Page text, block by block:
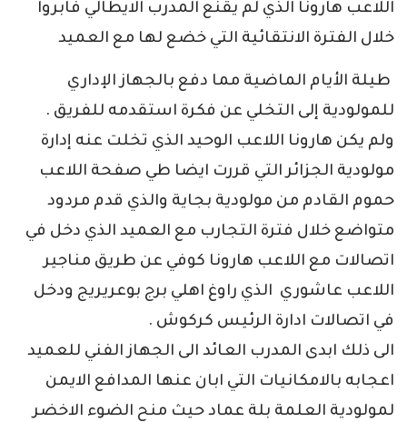
اللاعب هارونا الذي لم يقنع المدرب الايطالي فابروا
خلال الفترة الانتقائية التي خضع لها مع العميد
طيلة الأيام الماضية مما دفع بالجهاز الإداري
للمولودية إلى التخلي عن فكرة استقدمه للفريق .
ولم يكن هارونا اللاعب الوحيد الذي تخلت عنه إدارة
مولودية الجزائر التي قررت ايضا طي صفحة اللاعب
حموم القادم من مولودية بجاية والذي قدم مردود
متواضع خلال فترة التجارب مع العميد الذي دخل في
اتصالات مع اللاعب هارونا كوفي عن طريق مناجير
اللاعب عاشوري الذي راوغ اهلي برج بوعريريج ودخل
في اتصالات ادارة الرئيس كركوش .
الى ذلك ابدى المدرب العائد الى الجهاز الفني للعميد
اعجابه بالامكانيات التي ابان عنها المدافع الايمن
لمولودية العلمة بلة عماد حيث منح الضوء الاخضر